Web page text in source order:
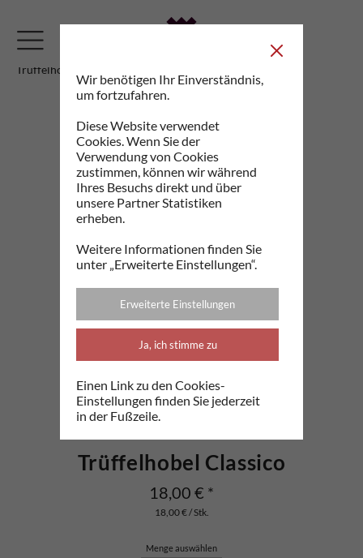
Trüffelhobel
Trüffelhobel Classico
18,00 € *
18,00 € / Stk.
Menge auswählen
Wir benötigen Ihr Einverständnis,
um fortzufahren.
Diese Website verwendet
Cookies. Wenn Sie der
Verwendung von Cookies
zustimmen, können wir während
Ihres Besuchs direkt und über
unsere Partner Statistiken
erheben.
Weitere Informationen finden Sie
unter „Erweiterte Einstellungen“.
Erweiterte Einstellungen
Ja, ich stimme zu
Einen Link zu den Cookies-
Einstellungen finden Sie jederzeit
in der Fußzeile.